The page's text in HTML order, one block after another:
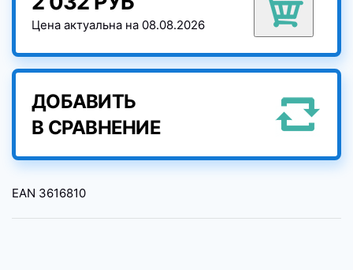
Цена актуальна на 08.08.2026
ДОБАВИТЬ
В СРАВНЕНИЕ
EAN 3616810